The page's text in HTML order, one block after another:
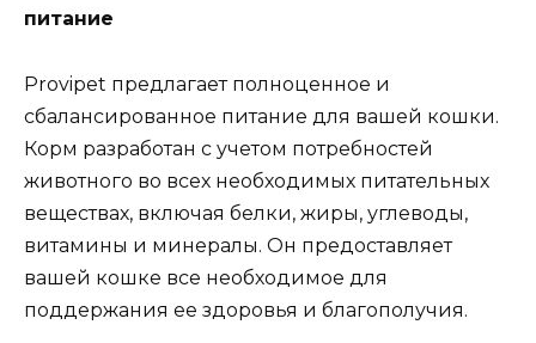
питание
Provipet предлагает полноценное и
сбалансированное питание для вашей кошки.
Корм разработан с учетом потребностей
животного во всех необходимых питательных
веществах, включая белки, жиры, углеводы,
витамины и минералы. Он предоставляет
вашей кошке все необходимое для
поддержания ее здоровья и благополучия.